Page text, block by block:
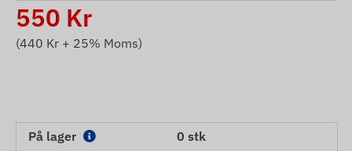
550 Kr
(440 Kr + 25% Moms)
På lager
0 stk